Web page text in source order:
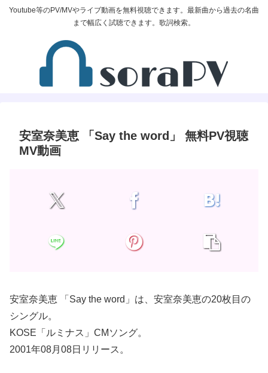
Youtube等のPV/MVやライブ動画を無料視聴できます。最新曲から過去の名曲
まで幅広く試聴できます。歌詞検索。
安室奈美恵 「Say the word」 無料PV視聴
MV動画
安室奈美恵 「Say the word」は、安室奈美恵の20枚目の
シングル。
KOSE「ルミナス」CMソング。
2001年08月08日リリース。